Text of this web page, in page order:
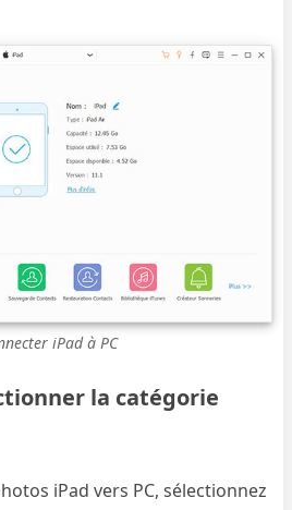
iPad à PC
la catégorie
iPad vers PC, sélectionnez